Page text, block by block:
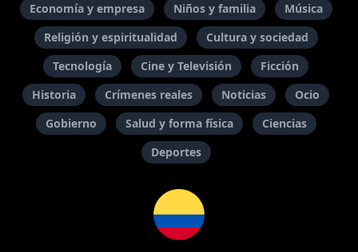
Economía y empresa
Niños y familia
Música
Religión y espiritualidad
Cultura y sociedad
Tecnología
Cine y Televisión
Ficción
Historia
Crímenes reales Noticias
Ocio
Gobierno
Salud y forma física
Ciencias
Deportes